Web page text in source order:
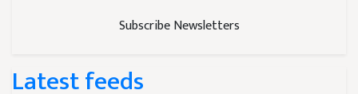
Subscribe Newsletters
Latest feeds